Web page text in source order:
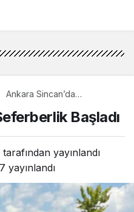
Ankara Sincan’da
Başladı
tarafından yayınlandı
yayınlandı